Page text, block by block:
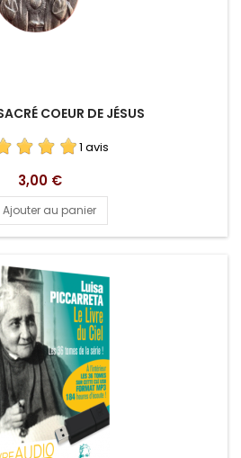
COEUR DE JÉSUS
1 avis
Prix
3,00 €
Ajouter au panier